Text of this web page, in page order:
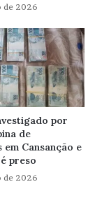
de 2026
por
de
Cansanção e
preso
de 2026